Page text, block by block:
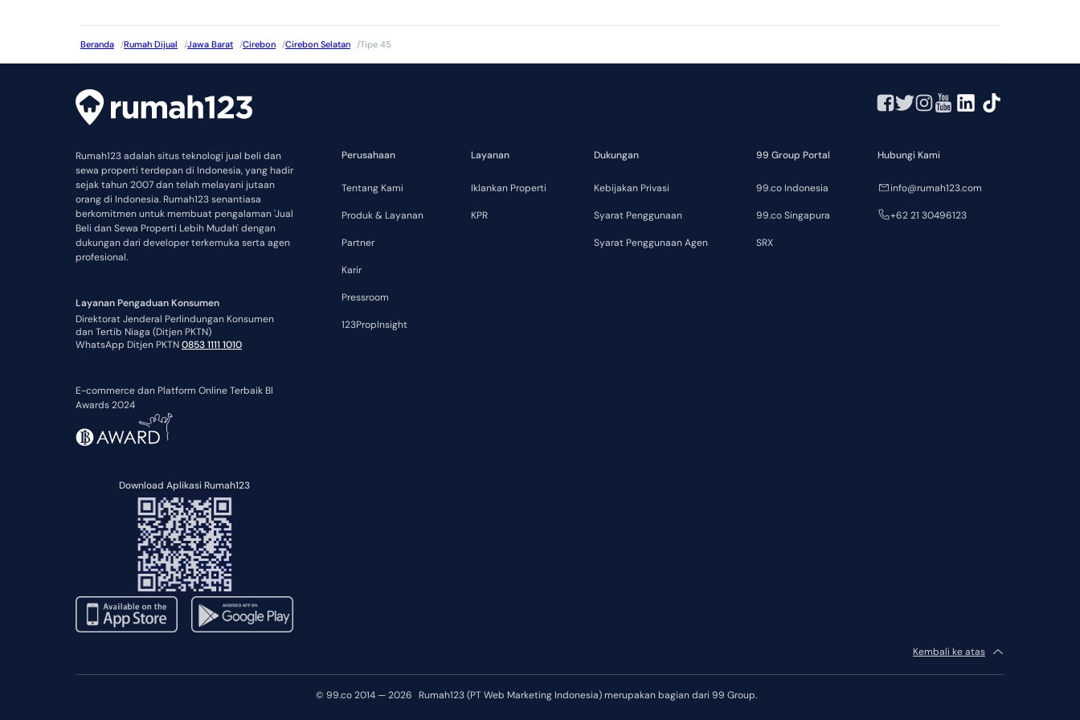
Beranda /Rumah Dijual /Jawa Barat /Cirebon /Cirebon Selatan /Tipe 45
Rumah123 adalah situs teknologi jual beli dan
sewa properti terdepan di Indonesia, yang hadir
sejak tahun 2007 dan telah melayani jutaan
orang di Indonesia. Rumah123 senantiasa
berkomitmen untuk membuat pengalaman 'Jual
Beli dan Sewa Properti Lebih Mudah' dengan
dukungan dari developer terkemuka serta agen
profesional.
Layanan Pengaduan Konsumen
Direktorat Jenderal Perlindungan Konsumen
dan Tertib Niaga (Ditjen PKTN)
WhatsApp Ditjen PKTN0853 1111 1010
E-commerce dan Platform Online Terbaik BI
Awards 2024
Download Aplikasi Rumah123
Perusahaan
Tentang Kami
Produk & Layanan
Partner
Karir
Pressroom
123PropInsight
Layanan
Iklankan Properti
KPR
Dukungan
Kebijakan Privasi
Syarat Penggunaan
Syarat Penggunaan Agen
99 Group Portal
99.co Indonesia
99.co Singapura
SRX
Hubungi Kami
info@rumah123.com
+62 21 30496123
Kembali ke atas
© 99.co 2014 — 2026 Rumah123 (PT Web Marketing Indonesia) merupakan bagian dari 99 Group.